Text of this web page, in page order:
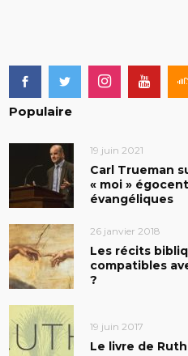
Populaire
19 juin 2021
Carl Trueman
« moi »
évangéliques
26 janvier 2018
Les récits
compatibles
?
19 juin 2017
Le livre de